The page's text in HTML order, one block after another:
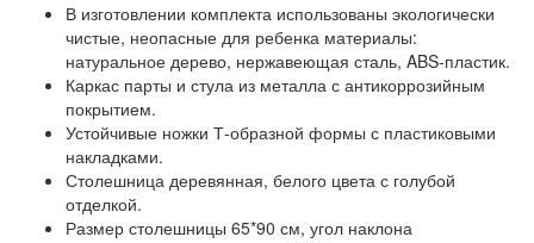
В изготовлении комплекта использованы экологически
чистые, неопасные для ребенка материалы:
натуральное дерево, нержавеющая сталь, ABS-пластик.
Каркас парты и стула из металла с антикоррозийным
покрытием.
Устойчивые ножки Т-образной формы с пластиковыми
накладками.
Столешница деревянная, белого цвета с голубой
отделкой.
Размер столешницы 65*90 см, угол наклона